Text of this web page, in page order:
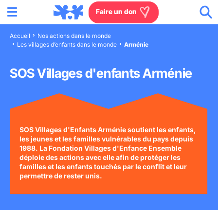
Aller à la recherche
Aller au pied de page
Faire un don
Nous connaître
Actions en France
Actions dans le monde
Agissez à nos côtés
Actualités
Accueil
Nos actions dans le monde
Les villages d’enfants dans le monde
Arménie
SOS Villages d'enfants Arménie
SOS Villages d'Enfants Arménie soutient les enfants,
les jeunes et les familles vulnérables du pays depuis
1988. La Fondation Villages d'Enfance Ensemble
déploie des actions avec elle afin de protéger les
familles et les enfants touchés par le conflit et leur
permettre de rester unis.